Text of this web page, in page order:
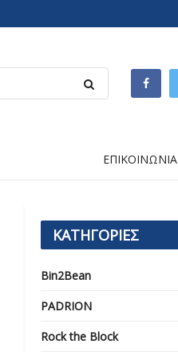
ΕΠΙΚΟΙΝΩΝΙΑ
ΚΑΤΗΓΟΡΙΕΣ
Bin2Bean
PADRION
Rock the Block